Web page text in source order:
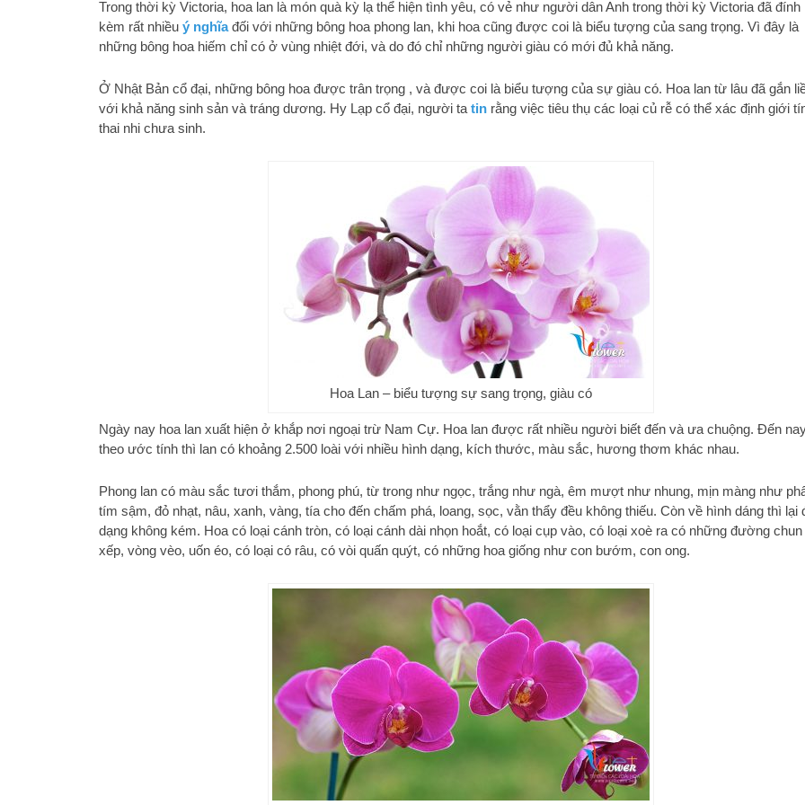
Trong thời kỳ Victoria, hoa lan là món quà kỳ lạ thể hiện tình yêu, có vẻ như người dân Anh trong thời kỳ Victoria đã đính
kèm rất nhiều ý nghĩađối với những bông hoa phong lan, khi hoa cũng được coi là biểu tượng của sang trọng. Vì đây là
những bông hoa hiếm chỉ có ở vùng nhiệt đới, và do đó chỉ những người giàu có mới đủ khả năng.
Ở Nhật Bản cổ đại, những bông hoa được trân trọng , và được coi là biểu tượng của sự giàu có. Hoa lan từ lâu đã gắn
với khả năng sinh sản và tráng dương. Hy Lạp cổ đại, người ta tin rằng việc tiêu thụ các loại củ rễ có thể xác định giới
thai nhi chưa sinh.
Hoa Lan – biểu tượng sự sang trọng, giàu có
Ngày nay hoa lan xuất hiện ở khắp nơi ngoại trừ Nam Cự. Hoa lan được rất nhiều người biết đến và ưa chuộng. Đến
theo ước tính thì lan có khoảng 2.500 loài với nhiều hình dạng, kích thước, màu sắc, hương thơm khác nhau.
Phong lan có màu sắc tươi thắm, phong phú, từ trong như ngọc, trắng như ngà, êm mượt như nhung, mịn màng như
tím sậm, đỏ nhạt, nâu, xanh, vàng, tía cho đến chấm phá, loang, sọc, vằn thẩy đều không thiếu. Còn về hình dáng thì lại
dạng không kém. Hoa có loại cánh tròn, có loại cánh dài nhọn hoắt, có loại cụp vào, có loại xoè ra có những đường chun
xếp, vòng vèo, uốn éo, có loại có râu, có vòi quấn quýt, có những hoa giống như con bướm, con ong.